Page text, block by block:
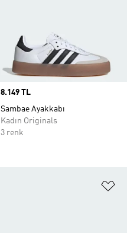
Price
8.149 TL
Sambae Ayakkabı
Kadın Originals
3 renk